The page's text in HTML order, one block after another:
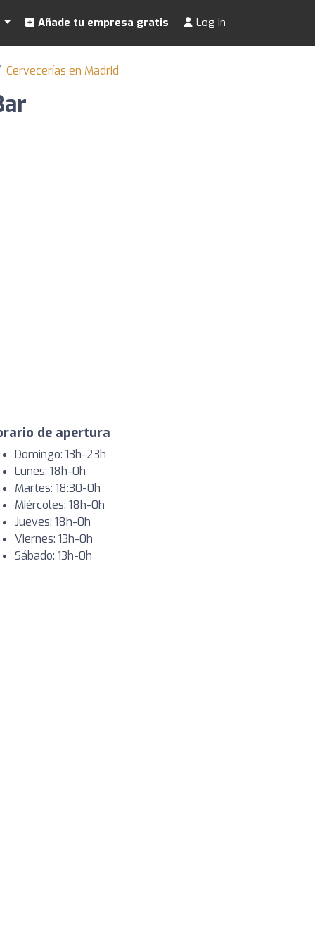
Añade tu empresa gratis Log in
Cervecerías en Madrid
de apertura
Domingo: 13h-23h
Lunes: 18h-0h
Martes: 18:30-0h
Miércoles: 18h-0h
Jueves: 18h-0h
Viernes: 13h-0h
Sábado: 13h-0h